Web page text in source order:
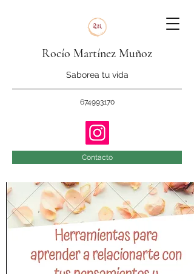
Rocío Martínez Muñoz
Saborea tu vida
674993170
Contacto